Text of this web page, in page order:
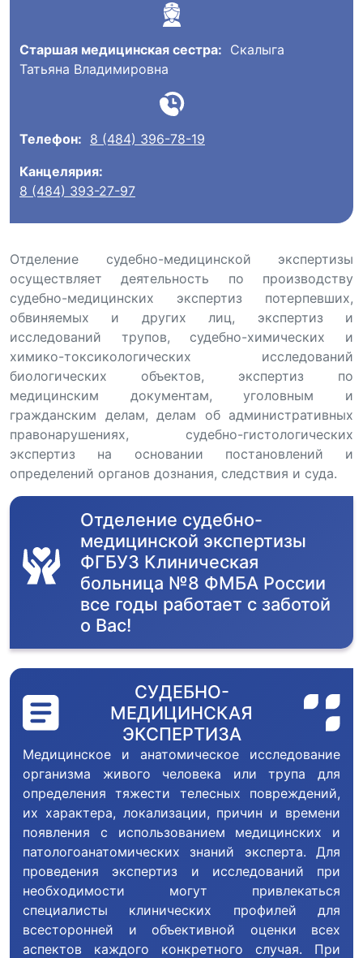
Старшая медицинская сестра: Скалыга
Татьяна Владимировна
Телефон: 8 (484) 396-78-19
Канцелярия:
8 (484) 393-27-97
Отделение судебно-медицинской экспертизы
осуществляет деятельность по производству
судебно-медицинских экспертиз потерпевших,
обвиняемых и других лиц, экспертиз и
исследований трупов, судебно-химических и
химико-токсикологических исследований
биологических объектов, экспертиз по
медицинским документам, уголовным и
гражданским делам, делам об административных
правонарушениях, судебно-гистологических
экспертиз на основании постановлений и
определений органов дознания, следствия и суда.
Отделение судебно-
медицинской экспертизы
ФГБУЗ Клиническая
больница №8 ФМБА России
все годы работает с заботой
о Вас!
СУДЕБНО-
МЕДИЦИНСКАЯ
ЭКСПЕРТИЗА
Медицинское и анатомическое исследование
организма живого человека или трупа для
определения тяжести телесных повреждений,
их характера, локализации, причин и времени
появления с использованием медицинских и
патологоанатомических знаний эксперта. Для
проведения экспертиз и исследований при
необходимости могут привлекаться
специалисты клинических профилей для
всесторонней и объективной оценки всех
аспектов каждого конкретного случая. При